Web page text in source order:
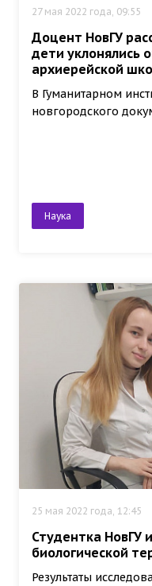
27 мая 2022 года, 09:55
Доцент НовГУ
дети уклонялись
архиерейской
В Гуманитарном
новгородского
Наука
25 мая 2022 года, 12:45
Студентка НовГУ
биологической
Результаты